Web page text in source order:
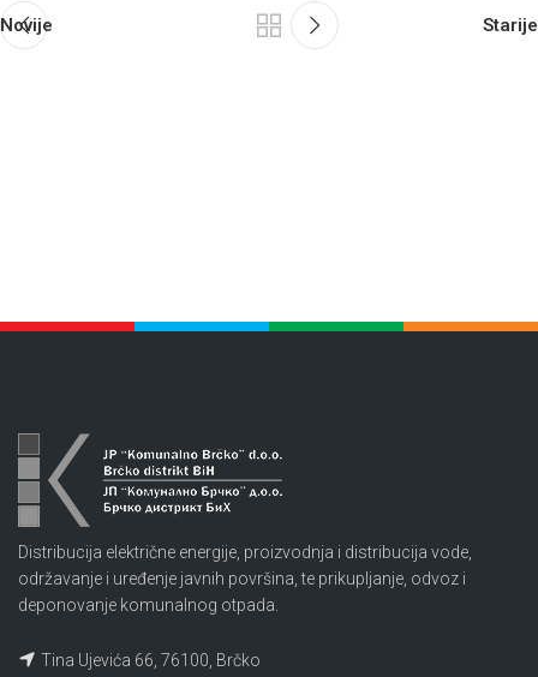
Novije Starije
Distribucija električne energije, proizvodnja i distribucija vode,
održavanje i uređenje javnih površina, te prikupljanje, odvoz i
deponovanje komunalnog otpada.
Tina Ujevića 66, 76100, Brčko